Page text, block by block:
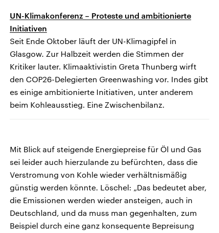
UN-Klimakonferenz – Proteste und ambitionierte
Initiativen
Seit Ende Oktober läuft der UN-Klimagipfel in
Glasgow. Zur Halbzeit werden die Stimmen der
Kritiker lauter. Klimaaktivistin Greta Thunberg wirft
den COP26-Delegierten Greenwashing vor. Indes gibt
es einige ambitionierte Initiativen, unter anderem
beim Kohleausstieg. Eine Zwischenbilanz.
Mit Blick auf steigende Energiepreise für Öl und Gas
sei leider auch hierzulande zu befürchten, dass die
Verstromung von Kohle wieder verhältnismäßig
günstig werden könnte. Löschel: „Das bedeutet aber,
die Emissionen werden wieder ansteigen, auch in
Deutschland, und da muss man gegenhalten, zum
Beispiel durch eine ganz konsequente Bepreisung